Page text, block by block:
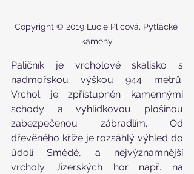
Copyright © 2019 Lucie Plicová, Pytlácké
kameny
Paličník je vrcholové skalisko s
nadmořskou výškou 944 metrů.
Vrchol je zpřístupněn kamennými
schody a vyhlídkovou plošinou
zabezpečenou zábradlím. Od
dřevěného kříže je rozsáhlý výhled do
údolí Smědé, a nejvýznamnější
vrcholy Jizerských hor např. na